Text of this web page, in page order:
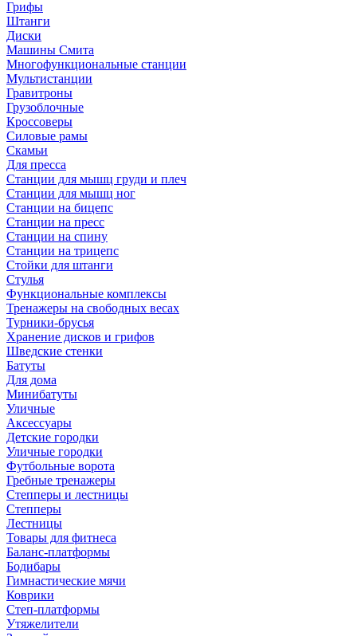
Грифы
Штанги
Диски
Машины Смита
Многофункциональные станции
Мультистанции
Гравитроны
Грузоблочные
Кроссоверы
Силовые рамы
Скамьи
Для пресса
Станции для мышц груди и плеч
Станции для мышц ног
Станции на бицепс
Станции на пресс
Станции на спину
Станции на трицепс
Стойки для штанги
Стулья
Функциональные комплексы
Тренажеры на свободных весах
Турники-брусья
Хранение дисков и грифов
Шведские стенки
Батуты
Для дома
Минибатуты
Уличные
Аксессуары
Детские городки
Уличные городки
Футбольные ворота
Гребные тренажеры
Степперы и лестницы
Степперы
Лестницы
Товары для фитнеса
Баланс-платформы
Бодибары
Гимнастические мячи
Коврики
Степ-платформы
Утяжелители